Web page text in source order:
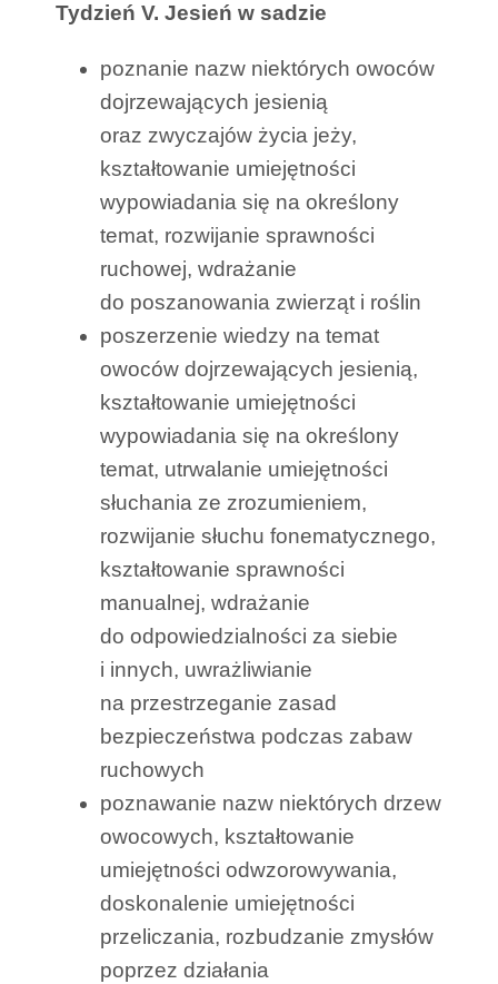
Tydzień V. Jesień w sadzie
poznanie nazw niektórych owoców
dojrzewających jesienią
oraz zwyczajów życia jeży,
kształtowanie umiejętności
wypowiadania się na określony
temat, rozwijanie sprawności
ruchowej, wdrażanie
do poszanowania zwierząt i roślin
poszerzenie wiedzy na temat
owoców dojrzewających jesienią,
kształtowanie umiejętności
wypowiadania się na określony
temat, utrwalanie umiejętności
słuchania ze zrozumieniem,
rozwijanie słuchu fonematycznego,
kształtowanie sprawności
manualnej, wdrażanie
do odpowiedzialności za siebie
i innych, uwrażliwianie
na przestrzeganie zasad
bezpieczeństwa podczas zabaw
ruchowych
poznawanie nazw niektórych drzew
owocowych, kształtowanie
umiejętności odwzorowywania,
doskonalenie umiejętności
przeliczania, rozbudzanie zmysłów
poprzez działania